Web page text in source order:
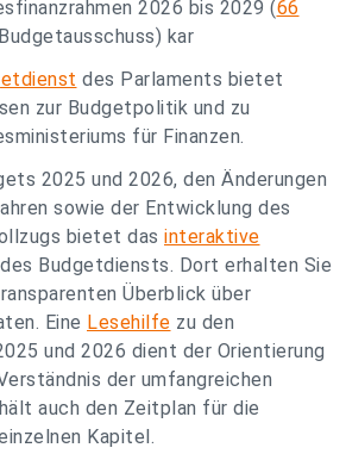
2026 bis 2029 (66
kar
des Parlaments bietet
zur Budgetpolitik und zu
für Finanzen.
2025 und 2026, den Änderungen
sowie der Entwicklung des
bietet das interaktive
des Budgetdiensts. Dort erhalten Sie
Überblick über
Eine Lesehilfe zu den
und 2026 dient der Orientierung
der umfangreichen
auch den Zeitplan für die
Kapitel.